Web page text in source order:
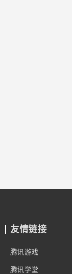
友情链接
腾讯游戏
腾讯学堂